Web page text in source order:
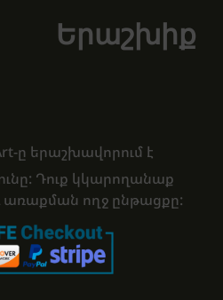
Երաշխիք
ը երաշխավորում է
Դուք կկարողանաք
առաքման ողջ ընթացքը: